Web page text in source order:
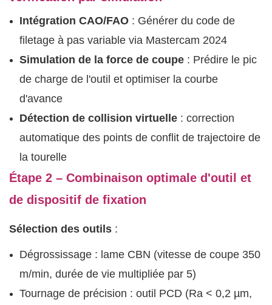
Intégration CAO/FAO: Générer du code de
filetage à pas variable via Mastercam 2024
Simulation de la force de coupe: Prédire le pic
de charge de l'outil et optimiser la courbe
d'avance
Détection de collision virtuelle: correction
automatique des points de conflit de trajectoire de
la tourelle
Étape 2 – Combinaison optimale d'outil et
de dispositif de fixation
Sélection des outils :
Dégrossissage : lame CBN (vitesse de coupe 350
m/min, durée de vie multipliée par 5)
Tournage de précision : outil PCD (Ra < 0,2 µm,